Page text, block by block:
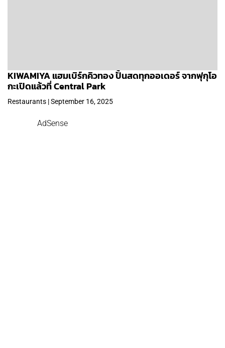
KIWAMIYA แฮมเบิร์กคิวทอง ปั้นสดทุกออเดอร์ จากฟุกุโอ
กะเปิดแล้วที่ Central Park
Restaurants | September 16, 2025
AdSense